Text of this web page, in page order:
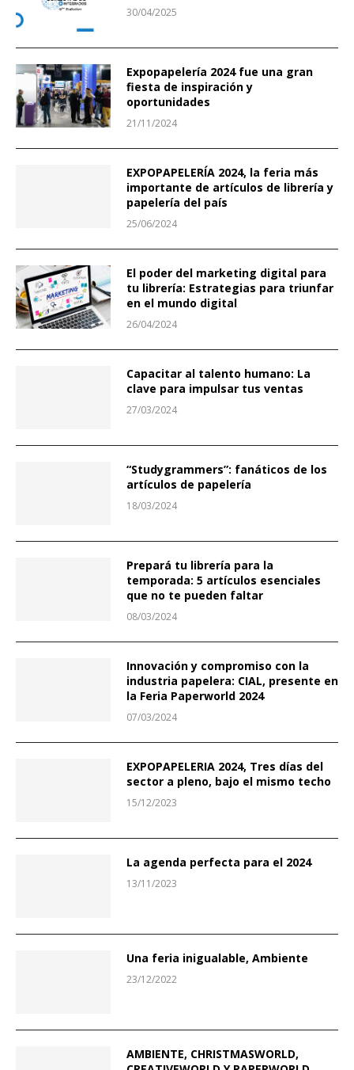
30/04/2025
Expopapelería 2024 fue una gran
fiesta de inspiración y
oportunidades
21/11/2024
EXPOPAPELERÍA 2024, la feria más
importante de artículos de librería y
papelería del país
25/06/2024
El poder del marketing digital para
tu librería: Estrategias para triunfar
en el mundo digital
26/04/2024
Capacitar al talento humano: La
clave para impulsar tus ventas
27/03/2024
“Studygrammers”: fanáticos de los
artículos de papelería
18/03/2024
Prepará tu librería para la
temporada: 5 artículos esenciales
que no te pueden faltar
08/03/2024
Innovación y compromiso con la
industria papelera: CIAL, presente en
la Feria Paperworld 2024
07/03/2024
EXPOPAPELERIA 2024, Tres días del
sector a pleno, bajo el mismo techo
15/12/2023
La agenda perfecta para el 2024
13/11/2023
Una feria inigualable, Ambiente
23/12/2022
AMBIENTE, CHRISTMASWORLD,